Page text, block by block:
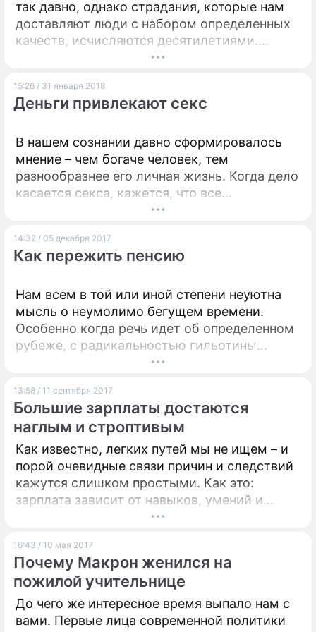
так давно, однако страдания, которые нам
доставляют люди с набором определенных
качеств, исчисляются десятилетиями.
Значение этого слова складывается из двух
за рамки допустимого, давит и
терроризирует, и abuse – насилие. В
инструментов, подавляющих личность, –
унижение, оскорбление, подавление воли,
запугивание, физическая расправа. И, как
правило, его жертвами становятся близкие
15:26 / 31 января 2018
Деньги привлекают секс
В нашем сознании давно сформировалось
мнение – чем богаче человек, тем
разнообразнее его личная жизнь. Когда дело
касается секса, кажется, что все
обеспеченные люди живут по принципу
третью примечаю".
14:32 / 05 декабря 2017
Как пережить пенсию
Нам всем в той или иной степени неуютна
мысль о неумолимо бегущем времени.
Особенно когда речь идет об определенном
рубеже, с радикальностью гильотины
отсекающем время активной полноценной и
пенсию – один из кризисных моментов,
который переживается сложно, даже при
видимой безмятежности.
13:58 / 11 сентября 2017
Большие зарплаты достаются
наглым и строптивым
Как известно, легких путей мы не ищем – и
порой очевидные связи причин и следствий
кажутся слишком простыми. Как это:
зарплата зависит от навыков, умений и
опыта? Ну, уж нет! Должно быть,
то секрет, который знают некоторые люди –
те самые, чей уровень зарплаты явно
объясняется какими-то дополнительными
факторами. И что же вы думаете – такой
секрет есть.
16:43 / 10 мая 2017
Почему Макрон женился на
пожилой учительнице
До чего же интересное время выпало нам с
вами. Первые лица современной политики